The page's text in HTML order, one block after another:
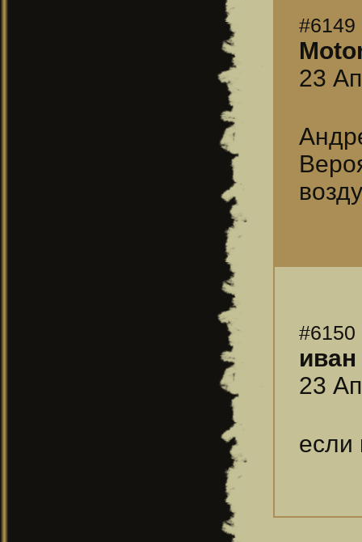
#6149
23
#6150
ивaн
23
если